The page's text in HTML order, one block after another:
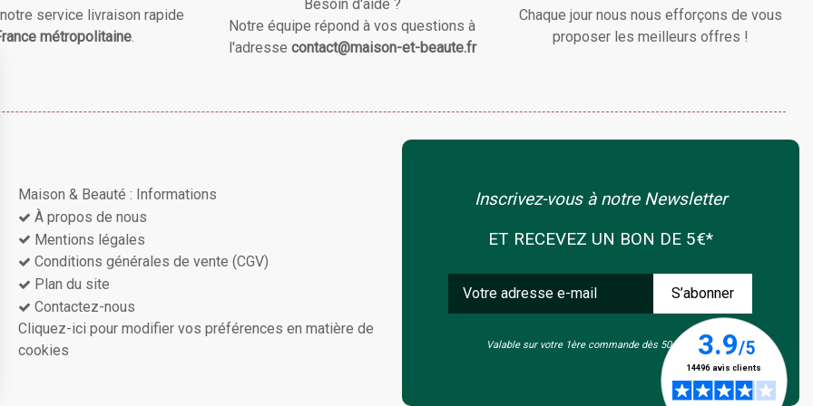
service livraison rapide
métropolitaine.
Besoin d'aide ?
Notre équipe répond à vos questions à
l'adresse contact@maison-et-beaute.fr
Chaque jour nous nous efforçons de vous
proposer les meilleurs offres !
Maison & Beauté : Informations
À propos de nous
Mentions légales
Conditions générales de vente (CGV)
Plan du site
Contactez-nous
Cliquez-ici pour modifier vos préférences en matière de
cookies
Inscrivez-vous à notre Newsletter
ET RECEVEZ UN BON DE 5€*
Valable sur votre 1ère commande dès 50€ d'achat.